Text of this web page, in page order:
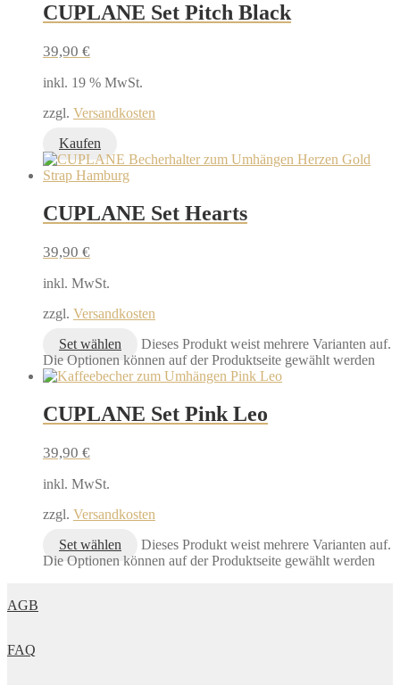
CUPLANE Set Pitch Black
39,90 €
inkl. 19 % MwSt.
zzgl. Versandkosten
Kaufen
CUPLANE Set Hearts
39,90 €
inkl. MwSt.
zzgl. Versandkosten
Set wählen
Dieses Produkt weist mehrere Varianten auf.
Die Optionen können auf der Produktseite gewählt werden
CUPLANE Set Pink Leo
39,90 €
inkl. MwSt.
zzgl. Versandkosten
Set wählen
Dieses Produkt weist mehrere Varianten auf.
Die Optionen können auf der Produktseite gewählt werden
AGB
FAQ